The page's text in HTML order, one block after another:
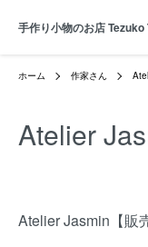
手作り小物のお店 Tezuko
ホーム 作家さん
Atelier
Atelier Jasmin【販